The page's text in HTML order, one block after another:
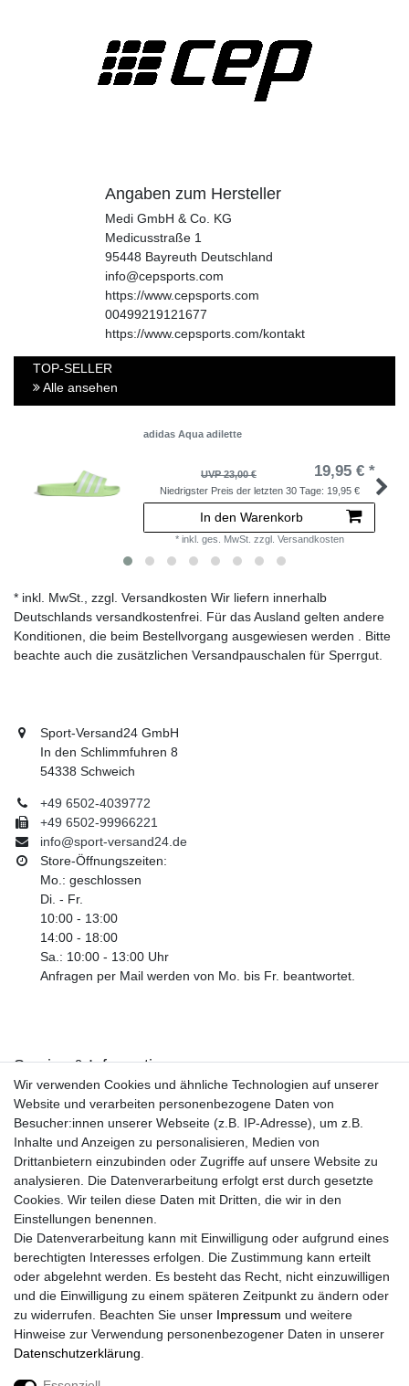
Angaben zum Hersteller
Medi GmbH & Co. KG
Medicusstraße 1
95448 Bayreuth Deutschland
info@cepsports.com
https://www.cepsports.com
00499219121677
https://www.cepsports.com/kontakt
TOP-SELLER
Alle ansehen
adidas Aqua adilette
UVP 23,00 € 19,95 € *
Niedrigster Preis der letzten 30 Tage: 19,95 €
In den Warenkorb
* inkl. ges. MwSt. zzgl. Versandkosten
* inkl. MwSt., zzgl. Versandkosten Wir liefern innerhalb
Deutschlands versandkostenfrei. Für das Ausland gelten andere
Konditionen, die beim Bestellvorgang ausgewiesen werden . Bitte
beachte auch die zusätzlichen Versandpauschalen für Sperrgut.
Sport-Versand24 GmbH
In den Schlimmfuhren 8
54338 Schweich
+49 6502-4039772
+49 6502-99966221
info@sport-versand24.de
Store-Öffnungszeiten:
Mo.: geschlossen
Di. - Fr.
10:00 - 13:00
14:00 - 18:00
Sa.: 10:00 - 13:00 Uhr
Anfragen per Mail werden von Mo. bis Fr. beantwortet.
Service & Informationen
Kontakt
Retouren
Widerrufsrecht
Widerrufs­formular
Impressum
Daten­schutz­erklärung
AGB
Größentabelle
Kataloge
Barrierefreiheitserklärung
Sicherheitsinformationen
Zahlung und Versand
Wir verwenden Cookies und ähnliche Technologien auf unserer
Website und verarbeiten personenbezogene Daten von
Besucher:innen unserer Webseite (z.B. IP-Adresse), um z.B.
Inhalte und Anzeigen zu personalisieren, Medien von
Drittanbietern einzubinden oder Zugriffe auf unsere Website zu
analysieren. Die Datenverarbeitung erfolgt erst durch gesetzte
Cookies. Wir teilen diese Daten mit Dritten, die wir in den
Einstellungen benennen.
Die Datenverarbeitung kann mit Einwilligung oder aufgrund eines
berechtigten Interesses erfolgen. Die Zustimmung kann erteilt
oder abgelehnt werden. Es besteht das Recht, nicht einzuwilligen
und die Einwilligung zu einem späteren Zeitpunkt zu ändern oder
zu widerrufen. Beachten Sie unser Impressum und weitere
Hinweise zur Verwendung personenbezogener Daten in unserer
Daten­schutz­erklärung